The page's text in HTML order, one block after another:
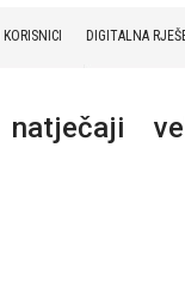
DIGITALNA
natječaji